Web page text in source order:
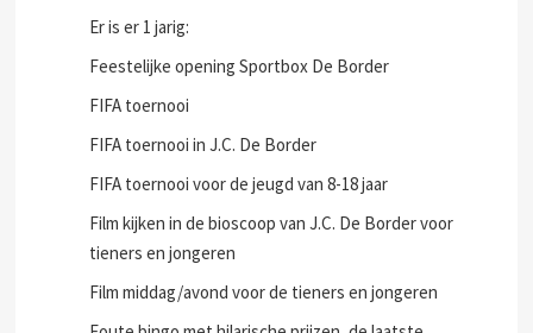
Er is er 1 jarig:
Feestelijke opening Sportbox De Border
FIFA toernooi
FIFA toernooi in J.C. De Border
FIFA toernooi voor de jeugd van 8-18 jaar
Film kijken in de bioscoop van J.C. De Border voor
tieners en jongeren
Film middag/avond voor de tieners en jongeren